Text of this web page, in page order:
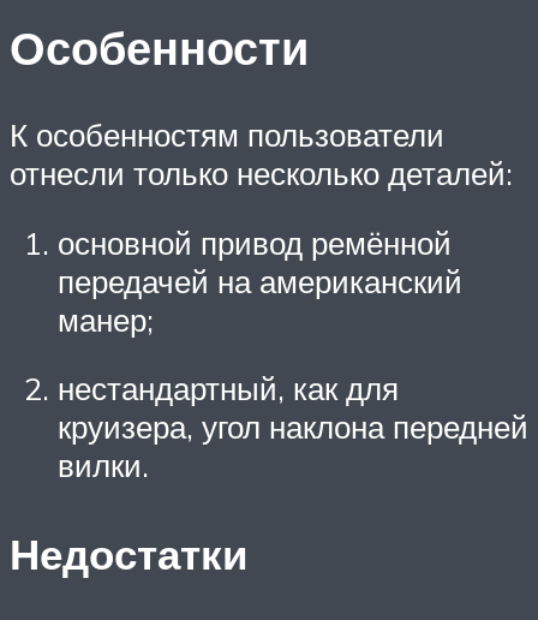
Особенности
К особенностям пользователи
отнесли только несколько деталей:
основной привод ремённой
передачей на американский
манер;
нестандартный, как для
круизера, угол наклона передней
вилки.
Недостатки